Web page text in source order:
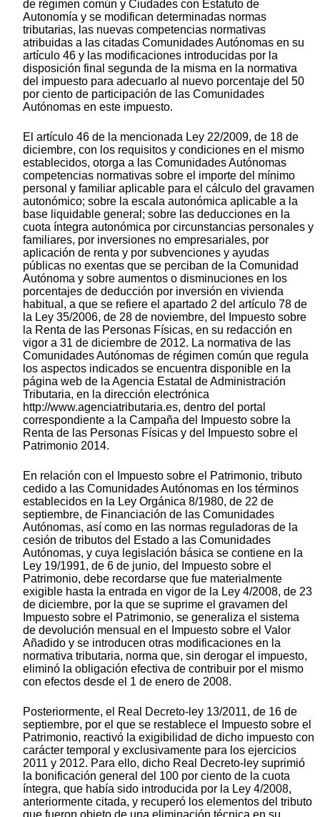
de régimen común y Ciudades con Estatuto de
Autonomía y se modifican determinadas normas
tributarias, las nuevas competencias normativas
atribuidas a las citadas Comunidades Autónomas en su
artículo 46 y las modificaciones introducidas por la
disposición final segunda de la misma en la normativa
del impuesto para adecuarlo al nuevo porcentaje del 50
por ciento de participación de las Comunidades
Autónomas en este impuesto.
El artículo 46 de la mencionada Ley 22/2009, de 18 de
diciembre, con los requisitos y condiciones en el mismo
establecidos, otorga a las Comunidades Autónomas
competencias normativas sobre el importe del mínimo
personal y familiar aplicable para el cálculo del gravamen
autonómico; sobre la escala autonómica aplicable a la
base liquidable general; sobre las deducciones en la
cuota íntegra autonómica por circunstancias personales y
familiares, por inversiones no empresariales, por
aplicación de renta y por subvenciones y ayudas
públicas no exentas que se perciban de la Comunidad
Autónoma y sobre aumentos o disminuciones en los
porcentajes de deducción por inversión en vivienda
habitual, a que se refiere el apartado 2 del artículo 78 de
la Ley 35/2006, de 28 de noviembre, del Impuesto sobre
la Renta de las Personas Físicas, en su redacción en
vigor a 31 de diciembre de 2012. La normativa de las
Comunidades Autónomas de régimen común que regula
los aspectos indicados se encuentra disponible en la
página web de la Agencia Estatal de Administración
Tributaria, en la dirección electrónica
http://www.agenciatributaria.es, dentro del portal
correspondiente a la Campaña del Impuesto sobre la
Renta de las Personas Físicas y del Impuesto sobre el
Patrimonio 2014.
En relación con el Impuesto sobre el Patrimonio, tributo
cedido a las Comunidades Autónomas en los términos
establecidos en la Ley Orgánica 8/1980, de 22 de
septiembre, de Financiación de las Comunidades
Autónomas, así como en las normas reguladoras de la
cesión de tributos del Estado a las Comunidades
Autónomas, y cuya legislación básica se contiene en la
Ley 19/1991, de 6 de junio, del Impuesto sobre el
Patrimonio, debe recordarse que fue materialmente
exigible hasta la entrada en vigor de la Ley 4/2008, de 23
de diciembre, por la que se suprime el gravamen del
Impuesto sobre el Patrimonio, se generaliza el sistema
de devolución mensual en el Impuesto sobre el Valor
Añadido y se introducen otras modificaciones en la
normativa tributaria, norma que, sin derogar el impuesto,
eliminó la obligación efectiva de contribuir por el mismo
con efectos desde el 1 de enero de 2008.
Posteriormente, el Real Decreto-ley 13/2011, de 16 de
septiembre, por el que se restablece el Impuesto sobre el
Patrimonio, reactivó la exigibilidad de dicho impuesto con
carácter temporal y exclusivamente para los ejercicios
2011 y 2012. Para ello, dicho Real Decreto-ley suprimió
la bonificación general del 100 por ciento de la cuota
íntegra, que había sido introducida por la Ley 4/2008,
anteriormente citada, y recuperó los elementos del tributo